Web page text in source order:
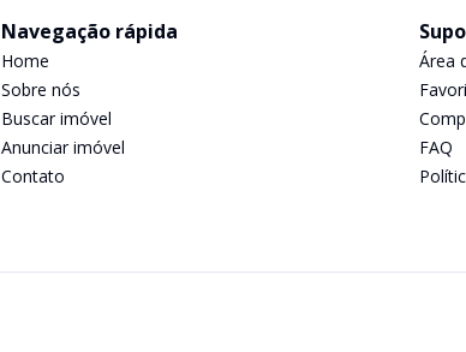
Navegação rápida
Home
Sobre nós
Buscar imóvel
Anunciar imóvel
Contato
Área
FAQ